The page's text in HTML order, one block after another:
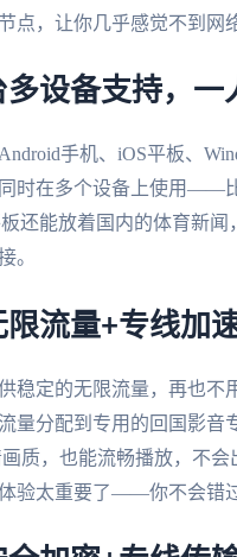
点，让你几乎感觉不到网
多设备支持，一
手机、iOS平板、
时在多个设备上使用——
还能放着国内的体育新
。
限流量+专线加
稳定的无限流量，再也不
量分配到专用的回国影音
质，也能流畅播放，不
验太重要了——你不会错